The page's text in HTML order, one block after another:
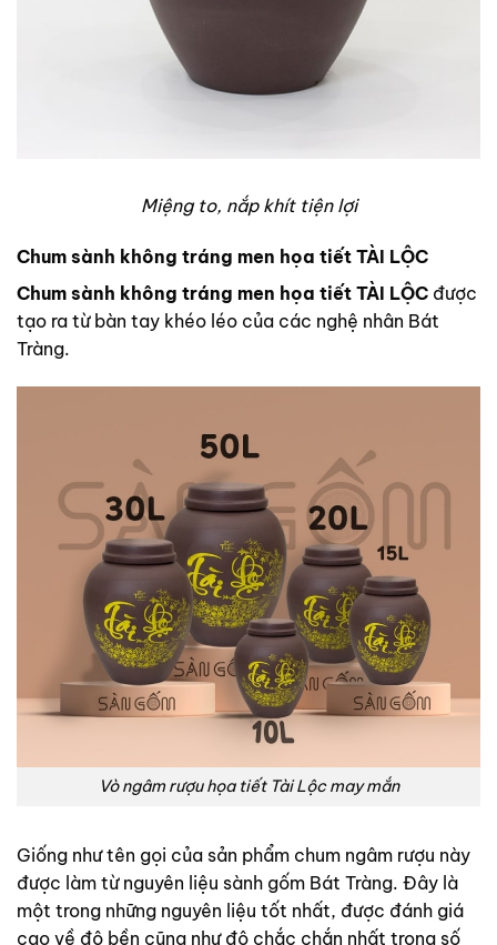
Miệng to, nắp khít tiện lợi
Chum sành không tráng men họa tiết TÀI LỘC
Chum sành không tráng men họa tiết TÀI LỘC được
tạo ra từ bàn tay khéo léo của các nghệ nhân Bát
Tràng.
Vò ngâm rượu họa tiết Tài Lộc may mắn
Giống như tên gọi của sản phẩm chum ngâm rượu này
được làm từ nguyên liệu sành gốm Bát Tràng. Đây là
một trong những nguyên liệu tốt nhất, được đánh giá
cao về độ bền cũng như độ chắc chắn nhất trong số